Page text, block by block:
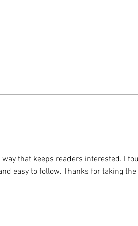
z
that keeps readers interested. I
easy to follow. Thanks for taking the